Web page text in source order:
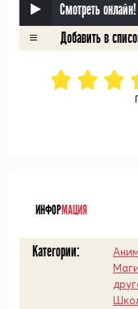
Смотреть онлайн!
ИНФОРМАЦИЯ
Категории: